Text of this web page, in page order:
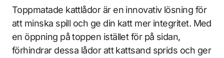
Toppmatade kattlådor är en innovativ lösning för
att minska spill och ge din katt mer integritet. Med
en öppning på toppen istället för på sidan,
förhindrar dessa lådor att kattsand sprids och ger